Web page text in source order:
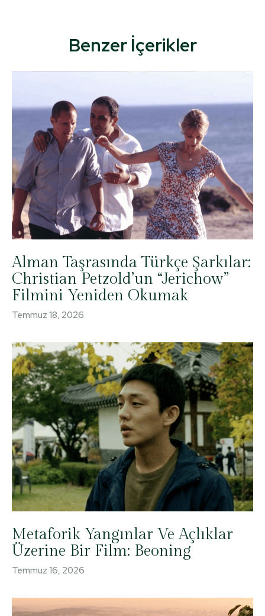
Benzer İçerikler
Alman Taşrasında Türkçe Şarkılar:
Christian Petzold’un “Jerichow”
Filmini Yeniden Okumak
Temmuz 18, 2026
Metaforik Yangınlar Ve Açlıklar
Üzerine Bir Film: Beoning
Temmuz 16, 2026